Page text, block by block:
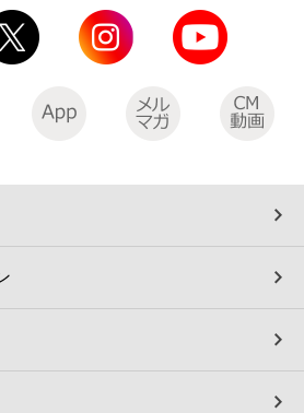
限定）
リング（店舗限定）
シェアリング（店舗限定）
エクボクローク」（店舗限定）
（店舗限定）